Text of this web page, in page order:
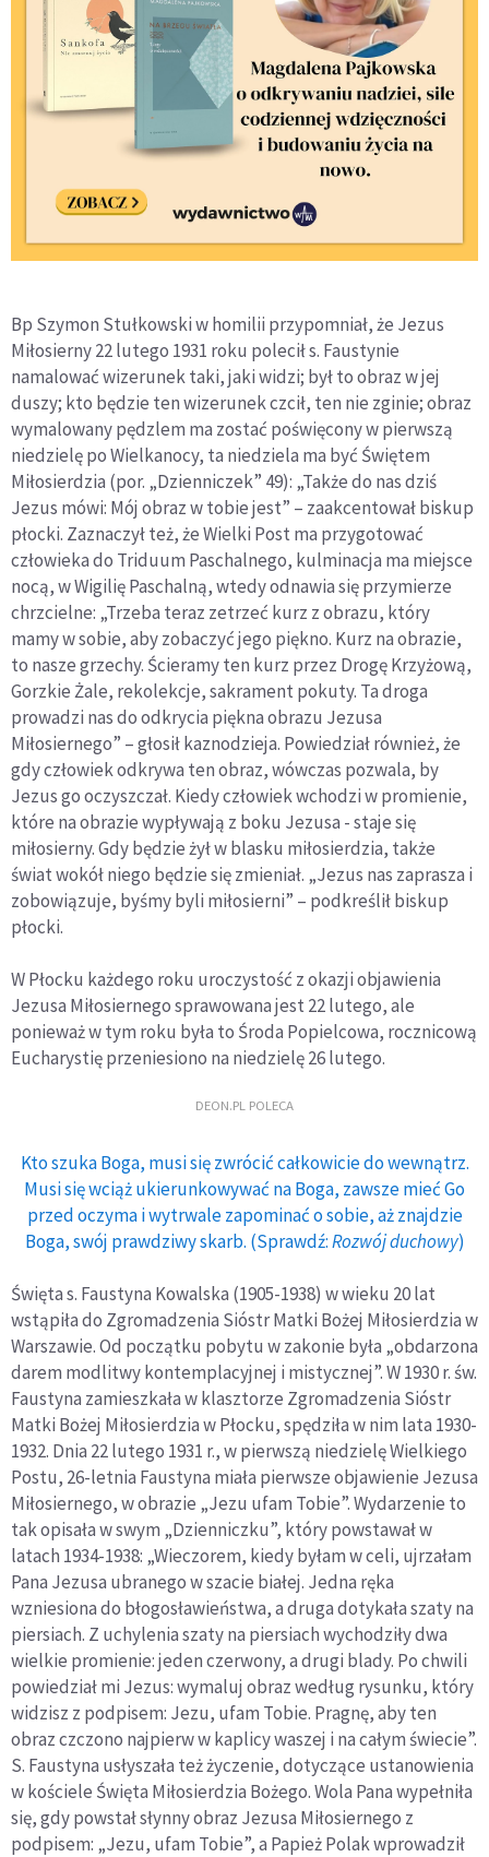
Bp Szymon Stułkowski w homilii przypomniał, że Jezus
Miłosierny 22 lutego 1931 roku polecił s. Faustynie
namalować wizerunek taki, jaki widzi; był to obraz w jej
duszy; kto będzie ten wizerunek czcił, ten nie zginie; obraz
wymalowany pędzlem ma zostać poświęcony w pierwszą
niedzielę po Wielkanocy, ta niedziela ma być Świętem
Miłosierdzia (por. „Dzienniczek” 49): „Także do nas dziś
Jezus mówi: Mój obraz w tobie jest” – zaakcentował biskup
płocki. Zaznaczył też, że Wielki Post ma przygotować
człowieka do Triduum Paschalnego, kulminacja ma miejsce
nocą, w Wigilię Paschalną, wtedy odnawia się przymierze
chrzcielne: „Trzeba teraz zetrzeć kurz z obrazu, który
mamy w sobie, aby zobaczyć jego piękno. Kurz na obrazie,
to nasze grzechy. Ścieramy ten kurz przez Drogę Krzyżową,
Gorzkie Żale, rekolekcje, sakrament pokuty. Ta droga
prowadzi nas do odkrycia piękna obrazu Jezusa
Miłosiernego” – głosił kaznodzieja. Powiedział również, że
gdy człowiek odkrywa ten obraz, wówczas pozwala, by
Jezus go oczyszczał. Kiedy człowiek wchodzi w promienie,
które na obrazie wypływają z boku Jezusa - staje się
miłosierny. Gdy będzie żył w blasku miłosierdzia, także
świat wokół niego będzie się zmieniał. „Jezus nas zaprasza i
zobowiązuje, byśmy byli miłosierni” – podkreślił biskup
płocki.
W Płocku każdego roku uroczystość z okazji objawienia
Jezusa Miłosiernego sprawowana jest 22 lutego, ale
ponieważ w tym roku była to Środa Popielcowa, rocznicową
Eucharystię przeniesiono na niedzielę 26 lutego.
DEON.PL POLECA
Kto szuka Boga, musi się zwrócić całkowicie do wewnątrz.
Musi się wciąż ukierunkowywać na Boga, zawsze mieć Go
przed oczyma i wytrwale zapominać o sobie, aż znajdzie
Boga, swój prawdziwy skarb. (Sprawdź:Rozwój duchowy)
Święta s. Faustyna Kowalska (1905-1938) w wieku 20 lat
wstąpiła do Zgromadzenia Sióstr Matki Bożej Miłosierdzia w
Warszawie. Od początku pobytu w zakonie była „obdarzona
darem modlitwy kontemplacyjnej i mistycznej”. W 1930 r. św.
Faustyna zamieszkała w klasztorze Zgromadzenia Sióstr
Matki Bożej Miłosierdzia w Płocku, spędziła w nim lata 1930-
1932. Dnia 22 lutego 1931 r., w pierwszą niedzielę Wielkiego
Postu, 26-letnia Faustyna miała pierwsze objawienie Jezusa
Miłosiernego, w obrazie „Jezu ufam Tobie”. Wydarzenie to
tak opisała w swym „Dzienniczku”, który powstawał w
latach 1934-1938: „Wieczorem, kiedy byłam w celi, ujrzałam
Pana Jezusa ubranego w szacie białej. Jedna ręka
wzniesiona do błogosławieństwa, a druga dotykała szaty na
piersiach. Z uchylenia szaty na piersiach wychodziły dwa
wielkie promienie: jeden czerwony, a drugi blady. Po chwili
powiedział mi Jezus: wymaluj obraz według rysunku, który
widzisz z podpisem: Jezu, ufam Tobie. Pragnę, aby ten
obraz czczono najpierw w kaplicy waszej i na całym świecie”.
S. Faustyna usłyszała też życzenie, dotyczące ustanowienia
w kościele Święta Miłosierdzia Bożego. Wola Pana wypełniła
się, gdy powstał słynny obraz Jezusa Miłosiernego z
podpisem: „Jezu, ufam Tobie”, a Papież Polak wprowadził